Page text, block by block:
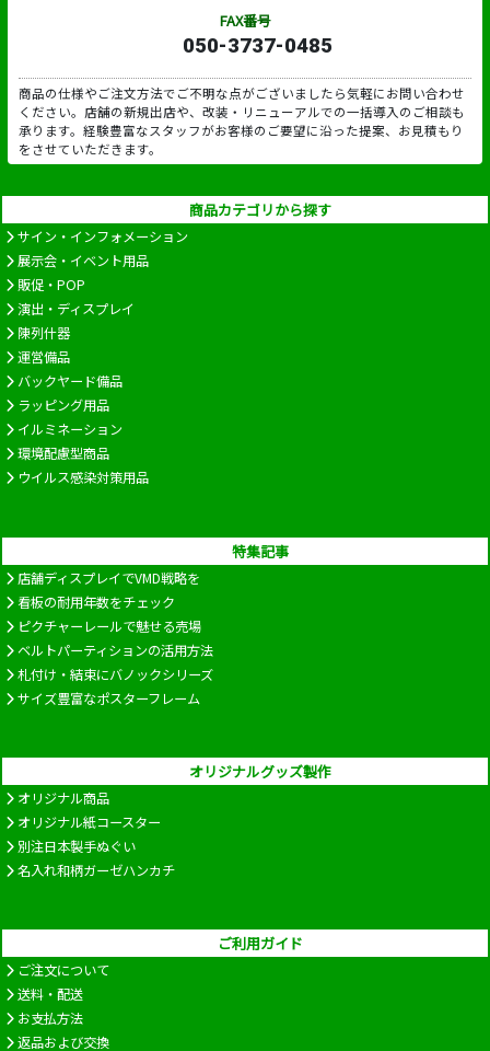
FAX番号
050-3737-0485
商品の仕様やご注文方法でご不明な点がございましたら気軽にお問い合わせ
ください。店舗の新規出店や、改装・リニューアルでの一括導入のご相談も
承ります。経験豊富なスタッフがお客様のご要望に沿った提案、お見積もり
をさせていただきます。
商品カテゴリから探す
サイン・インフォメーション
展示会・イベント用品
販促・POP
演出・ディスプレイ
陳列什器
運営備品
バックヤード備品
ラッピング用品
イルミネーション
環境配慮型商品
ウイルス感染対策用品
特集記事
店舗ディスプレイでVMD戦略を
看板の耐用年数をチェック
ピクチャーレールで魅せる売場
ベルトパーティションの活用方法
札付け・結束にバノックシリーズ
サイズ豊富なポスターフレーム
オリジナルグッズ製作
オリジナル商品
オリジナル紙コースター
別注日本製手ぬぐい
名入れ和柄ガーゼハンカチ
ご利用ガイド
ご注文について
送料・配送
お支払方法
返品および交換